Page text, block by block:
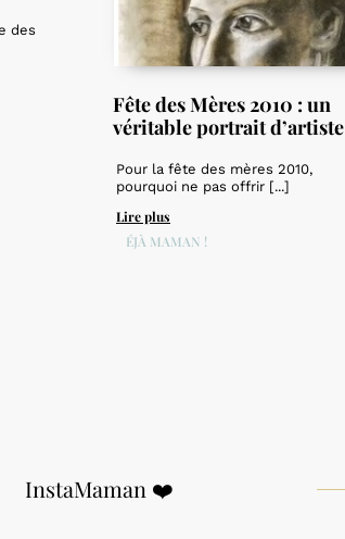
des
Fête des Mères 2010 : un
véritable portrait d’artiste
Pour la fête des mères 2010,
pourquoi ne pas offrir [...]
Lire plus
DÉJÀ MAMAN !
InstaMaman ❤️